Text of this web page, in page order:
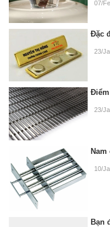
07/
Đặc
23/
23/
10/
Bạn